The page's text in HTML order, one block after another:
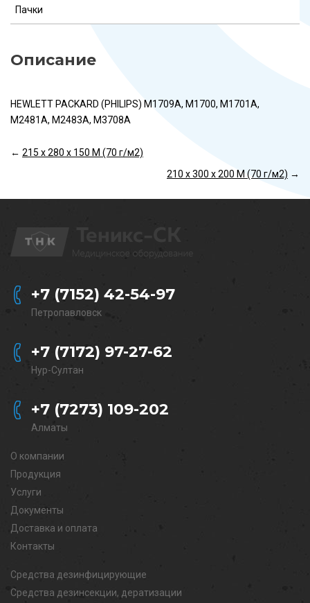
Пачки
Описание
HEWLETT PACKARD (PHILIPS) M1709A, М1700, М1701А,
M2481A, M2483A, М3708А
← 215 х 280 х 150 М (70 г/м2)
210 х 300 х 200 М (70 г/м2) →
+7 (7152) 42-54-97
Петропавловск
+7 (7172) 97-27-62
Нур-Султан
+7 (7273) 109-202
Алматы
О компании
Продукция
Услуги
Документы
Доставка и оплата
Контакты
Средства дезинфицирующие
Средства дезинсекции, дератизации